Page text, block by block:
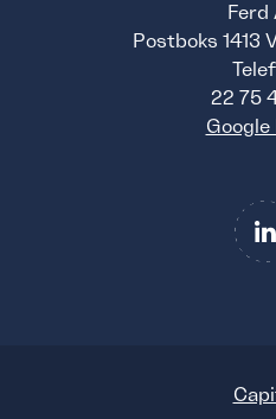
Ferd
Postboks 1413
22 75
Google